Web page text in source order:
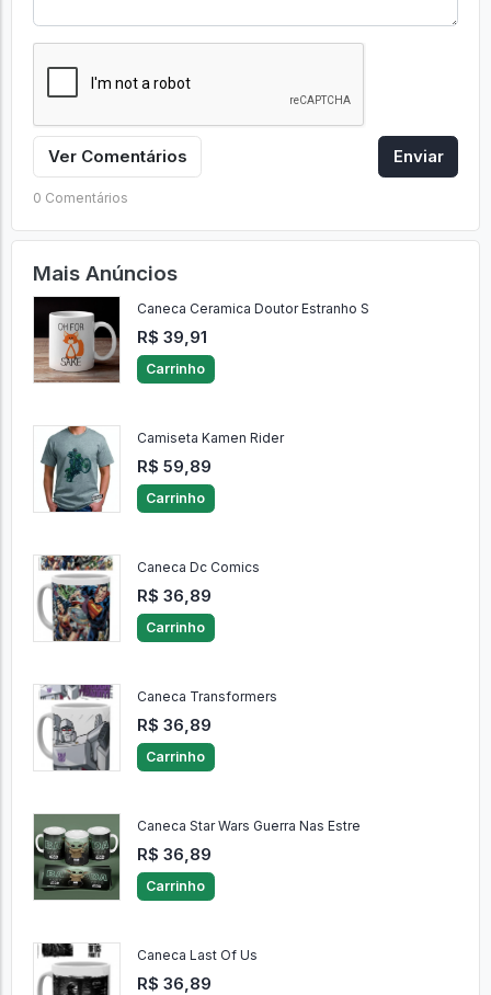
Ver Comentários Enviar
0 Comentários
Mais Anúncios
Caneca Ceramica Doutor Estranho S
R$ 39,91
Carrinho
Camiseta Kamen Rider
R$ 59,89
Carrinho
Caneca Dc Comics
R$ 36,89
Carrinho
Caneca Transformers
R$ 36,89
Carrinho
Caneca Star Wars Guerra Nas Estre
R$ 36,89
Carrinho
Caneca Last Of Us
R$ 36,89